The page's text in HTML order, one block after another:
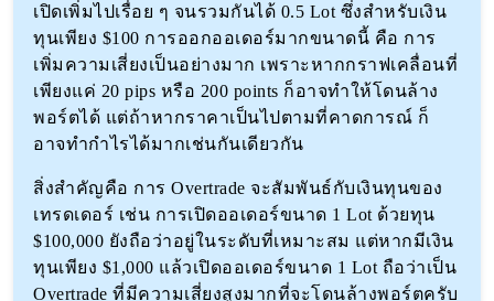
เปิดเพิ่มไปเรื่อย ๆ จนรวมกันได้ 0.5 Lot ซึ่งสำหรับเงิน
ทุนเพียง $100 การออกออเดอร์มากขนาดนี้ คือ การ
เพิ่มความเสี่ยงเป็นอย่างมาก เพราะหากกราฟเคลื่อนที่
เพียงแค่ 20 pips หรือ 200 points ก็อาจทำให้โดนล้าง
พอร์ตได้ แต่ถ้าหากราคาเป็นไปตามที่คาดการณ์ ก็
อาจทำกำไรได้มากเช่นกันเดียวกัน
สิ่งสำคัญคือ การ Overtrade จะสัมพันธ์กับเงินทุนของ
เทรดเดอร์ เช่น การเปิดออเดอร์ขนาด 1 Lot ด้วยทุน
$100,000 ยังถือว่าอยู่ในระดับที่เหมาะสม แต่หากมีเงิน
ทุนเพียง $1,000 แล้วเปิดออเดอร์ขนาด 1 Lot ถือว่าเป็น
Overtrade ที่มีความเสี่ยงสูงมากที่จะโดนล้างพอร์ตครับ